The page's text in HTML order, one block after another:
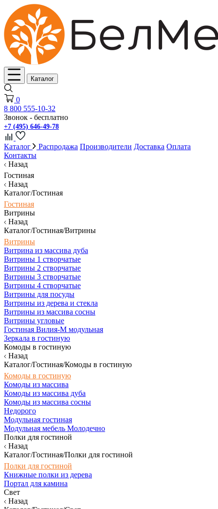
Каталог
0
8 800 555-10-32
Звонок - бесплатно
+7 (495) 646-49-78
Каталог Распродажа Производители Доставка Оплата
Контакты
Назад
Гостиная
Назад
Каталог/Гостиная
Гостиная
Витрины
Назад
Каталог/Гостиная/Витрины
Витрины
Витрина из массива дуба
Витрины 1 створчатые
Витрины 2 створчатые
Витрины 3 створчатые
Витрины 4 створчатые
Витрины для посуды
Витрины из дерева и стекла
Витрины из массива сосны
Витрины угловые
Гостиная Вилия-М модульная
Зеркала в гостиную
Комоды в гостиную
Назад
Каталог/Гостиная/Комоды в гостиную
Комоды в гостиную
Комоды из массива
Комоды из массива дуба
Комоды из массива сосны
Недорого
Модульная гостиная
Модульная мебель Молодечно
Полки для гостиной
Назад
Каталог/Гостиная/Полки для гостиной
Полки для гостиной
Книжные полки из дерева
Портал для камина
Свет
Назад